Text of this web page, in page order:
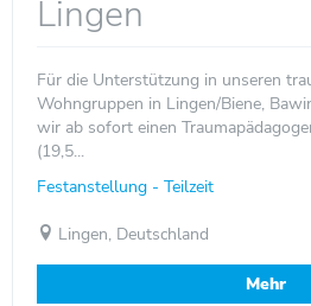
Lingen
Für die Unterstützung in unseren
Wohngruppen in Lingen/Biene,
wir ab sofort einen
(19,5...
Festanstellung - Teilzeit
Lingen, Deutschland
Mehr